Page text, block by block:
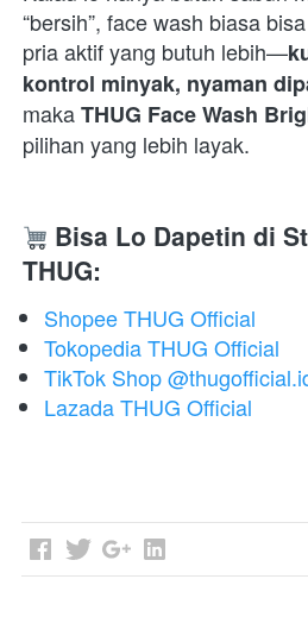
“bersih”, face wash biasa
pria aktif yang butuh lebih—
kontrol minyak, nyaman
maka THUG Face Wash
pilihan yang lebih layak.
Bisa Lo Dapetin di
THUG:
Shopee THUG Official
Tokopedia THUG Official
TikTok Shop
Lazada THUG Official